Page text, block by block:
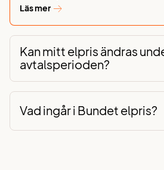
Läs mer
Kan mitt elpris ändras
avtalsperioden?
Vad ingår i Bundet elpris?